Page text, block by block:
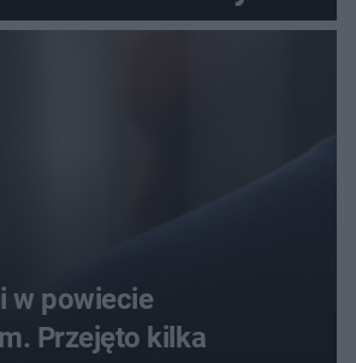
menu
w powiecie
Przejęto kilka